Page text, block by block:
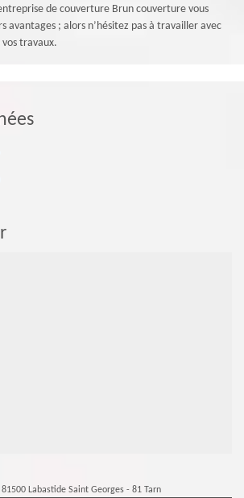
de couverture Brun couverture vous
avantages ; alors n’hésitez pas à travailler avec
travaux.
Labastide Saint Georges - 81 Tarn